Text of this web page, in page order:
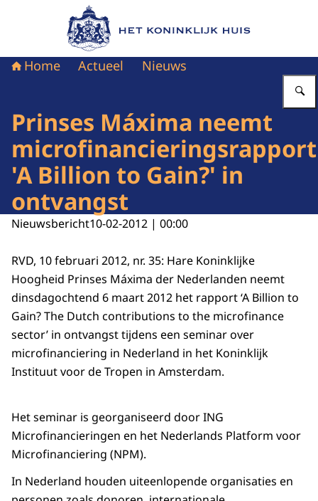
Naar de homepage van Het Koninklijk Huis
Home Actueel Nieuws
Prinses Máxima neemt
microfinancieringsrapport
'A Billion to Gain?' in
ontvangst
Nieuwsbericht10-02-2012 | 00:00
RVD, 10 februari 2012, nr. 35: Hare Koninklijke
Hoogheid Prinses Máxima der Nederlanden neemt
dinsdagochtend 6 maart 2012 het rapport ‘A Billion to
Gain? The Dutch contributions to the microfinance
sector’ in ontvangst tijdens een seminar over
microfinanciering in Nederland in het Koninklijk
Instituut voor de Tropen in Amsterdam.
Het seminar is georganiseerd door ING
Microfinancieringen en het Nederlands Platform voor
Microfinanciering (NPM).
In Nederland houden uiteenlopende organisaties en